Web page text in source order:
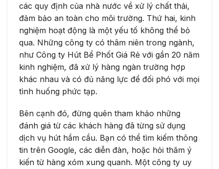
các quy định của nhà nước về xử lý chất thải,
đảm bảo an toàn cho môi trường. Thứ hai, kinh
nghiệm hoạt động là một yếu tố không thể bỏ
qua. Những công ty có thâm niên trong ngành,
như Công ty Hút Bể Phốt Giá Rẻ với gần 20 năm
kinh nghiệm, đã xử lý hàng ngàn trường hợp
khác nhau và có đủ năng lực để đối phó với mọi
tình huống phức tạp.
Bên cạnh đó, đừng quên tham khảo những
đánh giá từ các khách hàng đã từng sử dụng
dịch vụ hút hầm cầu. Bạn có thể tìm kiếm thông
tin trên Google, các diễn đàn, hoặc hỏi thăm ý
kiến từ hàng xóm xung quanh. Một công ty uy